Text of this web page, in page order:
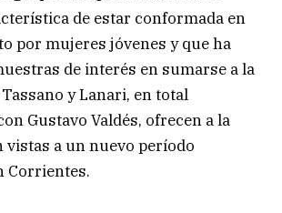
de estar conformada en
por mujeres jóvenes y que ha
de interés en sumarse a la
y Lanari, en total
Gustavo Valdés, ofrecen a la
vistas a un nuevo período
Corrientes.